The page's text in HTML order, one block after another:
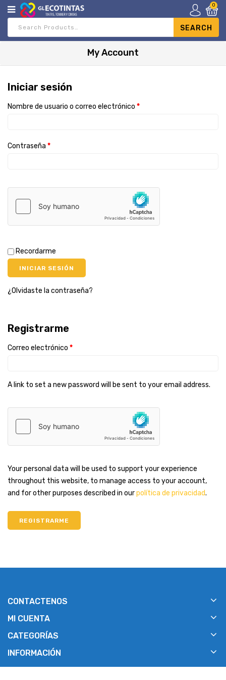
0
My Account
Iniciar sesión
Nombre de usuario o correo electrónico *
Contraseña *
Recordarme
INICIAR SESIÓN
¿Olvidaste la contraseña?
Registrarme
Correo electrónico *
A link to set a new password will be sent to your email address.
Your personal data will be used to support your experience
throughout this website, to manage access to your account,
and for other purposes described in ourpolítica de privacidad.
REGISTRARME
CONTACTENOS
MI CUENTA
CATEGORÍAS
INFORMACIÓN